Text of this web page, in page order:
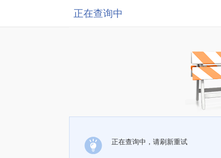
正在查询中
正在查询中，请刷新重试